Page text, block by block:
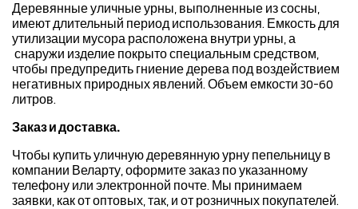
Деревянные уличные урны, выполненные из сосны,
имеют длительный период использования. Емкость для
утилизации мусора расположена внутри урны, а
снаружи изделие покрыто специальным средством,
чтобы предупредить гниение дерева под воздействием
негативных природных явлений. Объем емкости 30-60
литров.
Заказ и доставка.
Чтобы купить уличную деревянную урну пепельницу в
компании Веларту, оформите заказ по указанному
телефону или электронной почте. Мы принимаем
заявки, как от оптовых, так, и от розничных покупателей.